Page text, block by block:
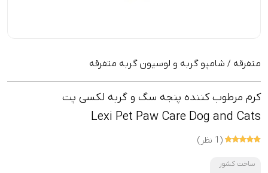
متفرقه / شامپو گربه و لوسیون گربه متفرقه
کرم مرطوب کننده پنجه سگ و گربه لکسی پت
Lexi Pet Paw Care Dog and Cats
(1 نظر)
ساخت کشور